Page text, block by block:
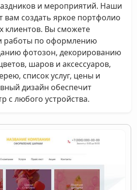
и мероприятий. Наши
создать яркое портфолио
клиентов. Вы сможете
работы по оформлению
фотозон, декорированию
шаров и аксессуаров,
список услуг, цены и
дизайн обеспечит
с любого устройства.